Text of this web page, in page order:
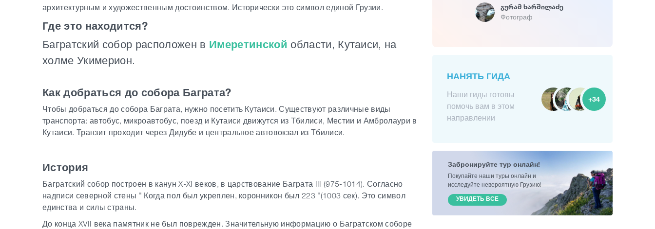
архитектурным и художественным достоинством. Исторически это символ единой Грузии.
Где это находится?
Багратский собор расположен в Имеретинской области, Кутаиси, на
холме Укимерион.
Как добраться до собора Баграта?
Чтобы добраться до собора Баграта, нужно посетить Кутаиси. Существуют различные виды
транспорта: автобус, микроавтобус, поезд и Кутаиси движутся из Тбилиси, Местии и Амбролаури в
Кутаиси. Транзит проходит через Дидубе и центральное автовокзал из Тбилиси.
История
Багратский собор построен в канун X-XI веков, в царствование Баграта III (975-1014). Согласно
надписи северной стены " Когда пол был укреплен, коронникон был 223 "(1003 сек). Это символ
единства и силы страны.
До конца XVII века памятник не был поврежден. Значительную информацию о Багратском соборе
Გურამ Ხარშილაძე
Фотограф
НАНЯТЬ ГИДА
Наши гиды готовы
помочь вам в этом
направлении
+34
Забронируйте тур онлайн!
Покупайте наши туры онлайн и
исследуйте невероятную Грузию!
УВИДЕТЬ ВСЕ